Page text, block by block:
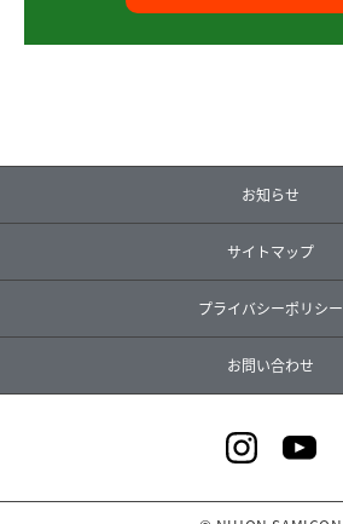
お知らせ
サイトマップ
プライバシーポリシー
お問い合わせ